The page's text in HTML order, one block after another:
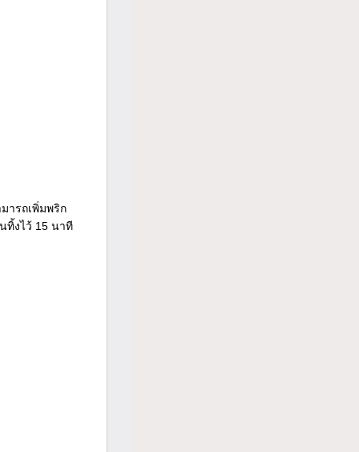
ารถเพิ่มพริก
ทิ้งไว้ 15 นาที